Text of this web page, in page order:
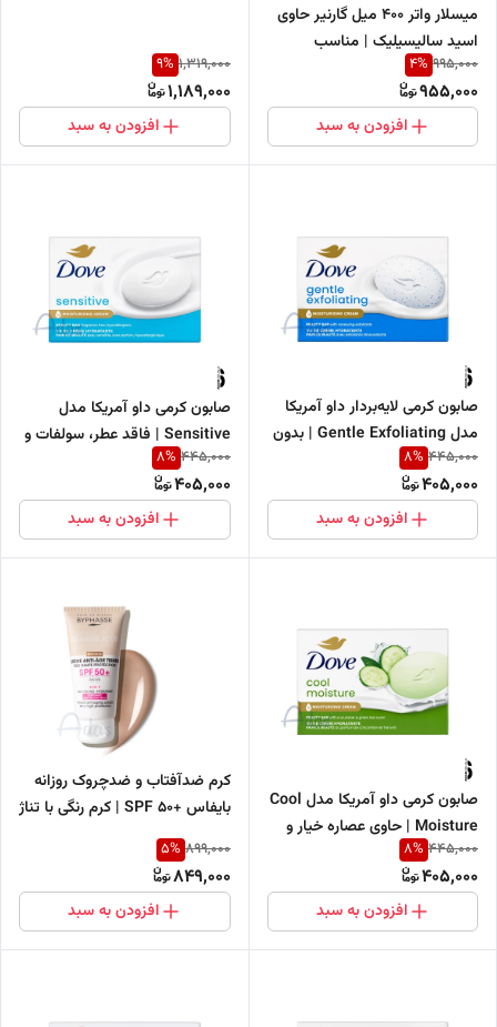
میسلار واتر 400 میل گارنیر حاوی
اسید سالیسیلیک | مناسب
پوست‌های چرب و مستعد آکنه
995,000
4%
955,000
افزودن به سبد
1,319,000
9%
1,189,000
افزودن به سبد
صابون کرمی لایه‌بردار داو آمریکا
مدل Gentle Exfoliating | بدون
سولفات و پارابن
445,000
8%
405,000
افزودن به سبد
صابون کرمی داو آمریکا مدل
Sensitive | فاقد عطر، سولفات و
پارابن مخصوص پوست حساس
445,000
8%
405,000
افزودن به سبد
صابون کرمی داو آمریکا مدل Cool
Moisture | حاوی عصاره خیار و
چای سبز
445,000
8%
405,000
افزودن به سبد
کرم ضدآفتاب و ضدچروک روزانه
بایفاس +SPF 50 | کرم رنگی با تناژ
برنزه طبیعی BRONZE
899,000
5%
849,000
افزودن به سبد